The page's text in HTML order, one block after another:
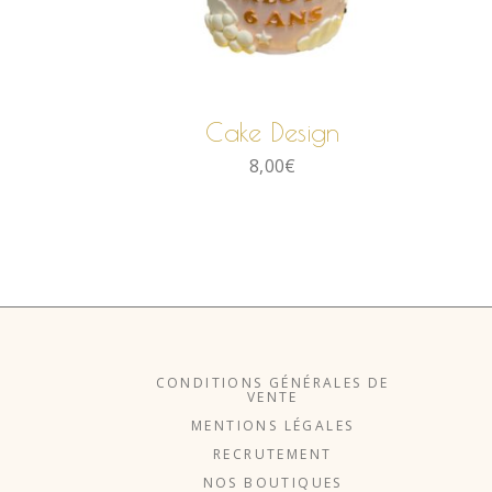
Cake Design
8,00€
CONDITIONS GÉNÉRALES DE
VENTE
MENTIONS LÉGALES
RECRUTEMENT
NOS BOUTIQUES